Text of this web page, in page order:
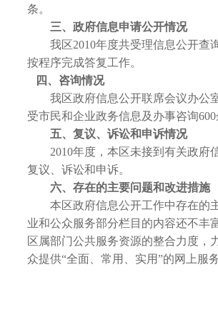
条。
三、政府信息申请公开情况
我区2010年度共受理信息公开查
按程序完成答复工作。
四、咨询情况
我区政府信息公开联席会议办公
受市民和企业政务信息及办事咨询600
五、复议、诉讼和申诉情况
2010年度，本区未接到有关政府
复议、诉讼和申诉。
六、存在的主要问题和改进措施
本区政府信息公开工作中存在的
业和公众服务部分栏目的内容还不丰
区属部门公共服务资源的整合力度，
众提供“全面、常用、实用”的网上服务